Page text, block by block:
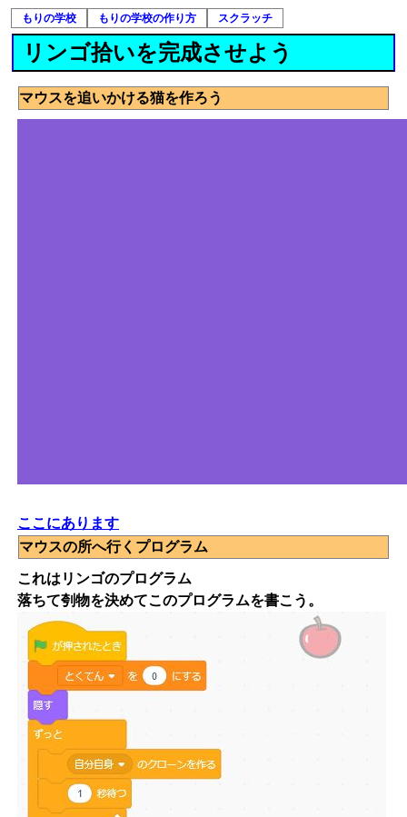
もりの学校 もりの学校の作り方 スクラッチ
リンゴ拾いを完成させよう
マウスを追いかける猫を作ろう
ここにあります
マウスの所へ行くプログラム
これはリンゴのプログラム
落ちて刳物を決めてこのプログラムを書こう。